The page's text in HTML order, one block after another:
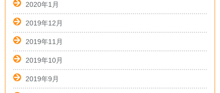
2020年1月
2019年12月
2019年11月
2019年10月
2019年9月